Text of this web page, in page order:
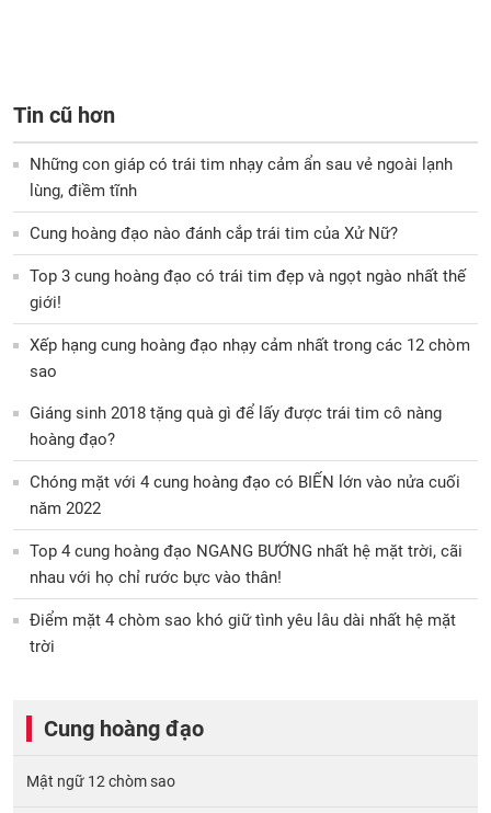
Tin cũ hơn
Những con giáp có trái tim nhạy cảm ẩn sau vẻ ngoài lạnh
lùng, điềm tĩnh
Cung hoàng đạo nào đánh cắp trái tim của Xử Nữ?
Top 3 cung hoàng đạo có trái tim đẹp và ngọt ngào nhất thế
giới!
Xếp hạng cung hoàng đạo nhạy cảm nhất trong các 12 chòm
sao
Giáng sinh 2018 tặng quà gì để lấy được trái tim cô nàng
hoàng đạo?
Chóng mặt với 4 cung hoàng đạo có BIẾN lớn vào nửa cuối
năm 2022
Top 4 cung hoàng đạo NGANG BƯỚNG nhất hệ mặt trời, cãi
nhau với họ chỉ rước bực vào thân!
Điểm mặt 4 chòm sao khó giữ tình yêu lâu dài nhất hệ mặt
trời
Cung hoàng đạo
Mật ngữ 12 chòm sao